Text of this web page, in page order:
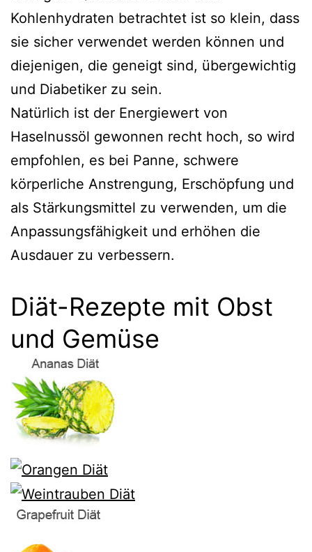
Kohlenhydraten betrachtet ist so klein, dass
sie sicher verwendet werden können und
diejenigen, die geneigt sind, übergewichtig
und Diabetiker zu sein.
Natürlich ist der Energiewert von
Haselnussöl gewonnen recht hoch, so wird
empfohlen, es bei Panne, schwere
körperliche Anstrengung, Erschöpfung und
als Stärkungsmittel zu verwenden, um die
Anpassungsfähigkeit und erhöhen die
Ausdauer zu verbessern.
Diät-Rezepte mit Obst
und Gemüse